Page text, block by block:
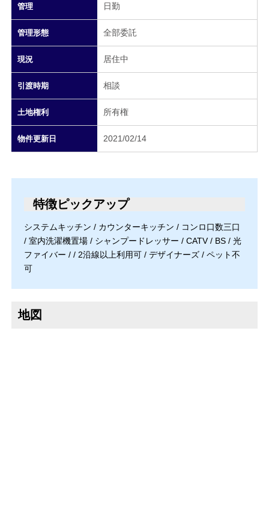
管理 日勤
管理形態 全部委託
現況 居住中
引渡時期 相談
土地権利 所有権
物件更新日 2021/02/14
特徴ピックアップ
システムキッチン / カウンターキッチン / コンロ口数三口
/ 室内洗濯機置場 / シャンプードレッサー / CATV / BS / 光
ファイバー / / 2沿線以上利用可 / デザイナーズ / ペット不
可
地図